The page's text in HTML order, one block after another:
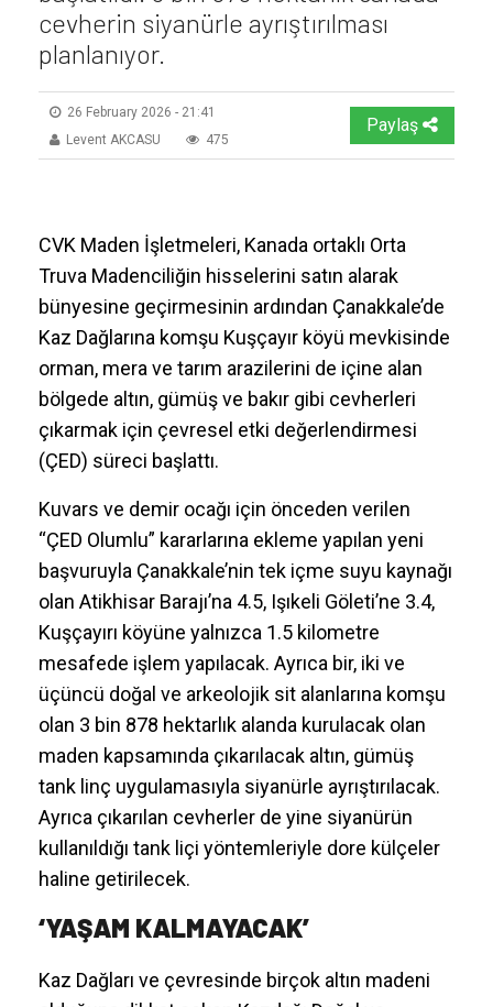
cevherin siyanürle ayrıştırılması
planlanıyor.
26 February 2026 - 21:41
Levent AKCASU
475
Paylaş
CVK Maden İşletmeleri, Kanada ortaklı Orta
bünyesine geçirmesinin ardından Çanakkale’de
Kaz Dağlarına komşu Kuşçayır köyü mevkisinde
orman, mera ve tarım arazilerini de içine alan
bölgede altın, gümüş ve bakır gibi cevherleri
çıkarmak için çevresel etki değerlendirmesi
(ÇED) süreci başlattı.
Kuvars ve demir ocağı için önceden verilen
“ÇED Olumlu” kararlarına ekleme yapılan yeni
başvuruyla Çanakkale’nin tek içme suyu kaynağı
olan Atikhisar Barajı’na 4.5, Işıkeli Göleti’ne 3.4,
Kuşçayırı köyüne yalnızca 1.5 kilometre
mesafede işlem yapılacak. Ayrıca bir, iki ve
olan 3 bin 878 hektarlık alanda kurulacak olan
tank linç uygulamasıyla siyanürle ayrıştırılacak.